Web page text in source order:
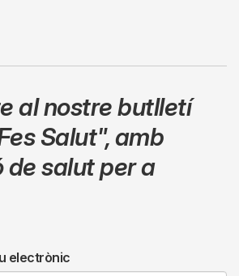
al nostre butlletí
Salut",amb
salut per a
electrònic